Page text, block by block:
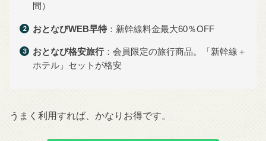
間）
おとなびWEB早特：新幹線料金最大60％OFF
おとなび格安旅行：会員限定の旅行商品。「新幹線＋
ホテル」セットが格安
うまく利用すれば、かなりお得です。